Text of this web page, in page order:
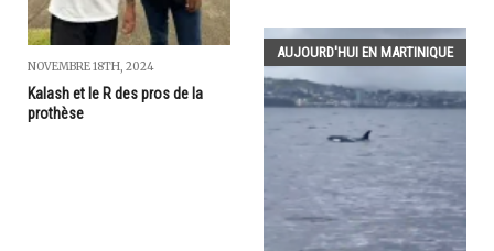
NOVEMBRE 18TH, 2024
Kalash et le R des pros de la
prothèse
AUJOURD'HUI EN MARTINIQUE